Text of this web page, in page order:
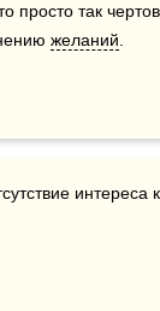
просто так
желаний
интереса к